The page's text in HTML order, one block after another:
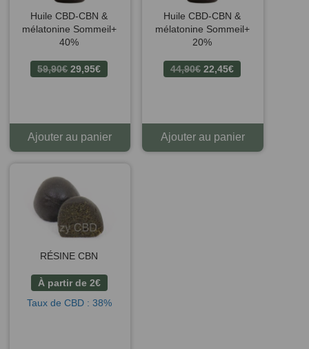
1 avis
Huile CBD-CBN &
mélatonine Sommeil+
40%
59,90€ Le
59,90€.
29,95€Le
29,95€.
Ajouter au panier
Huile CBD-CBN &
mélatonine Sommeil+
20%
44,90€ Le
44,90€.
22,45€Le
22,45€.
Ajouter au panier
RÉSINE CBN
À partir de 2€
Taux de CBD : 38%